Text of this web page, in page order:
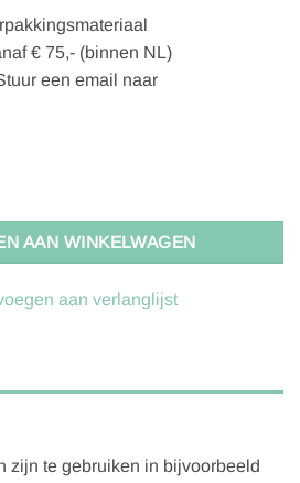
€ 75,- (binnen NL)
een email naar
aantal
AAN WINKELWAGEN
aan verlanglijst
zijn te gebruiken in bijvoorbeeld